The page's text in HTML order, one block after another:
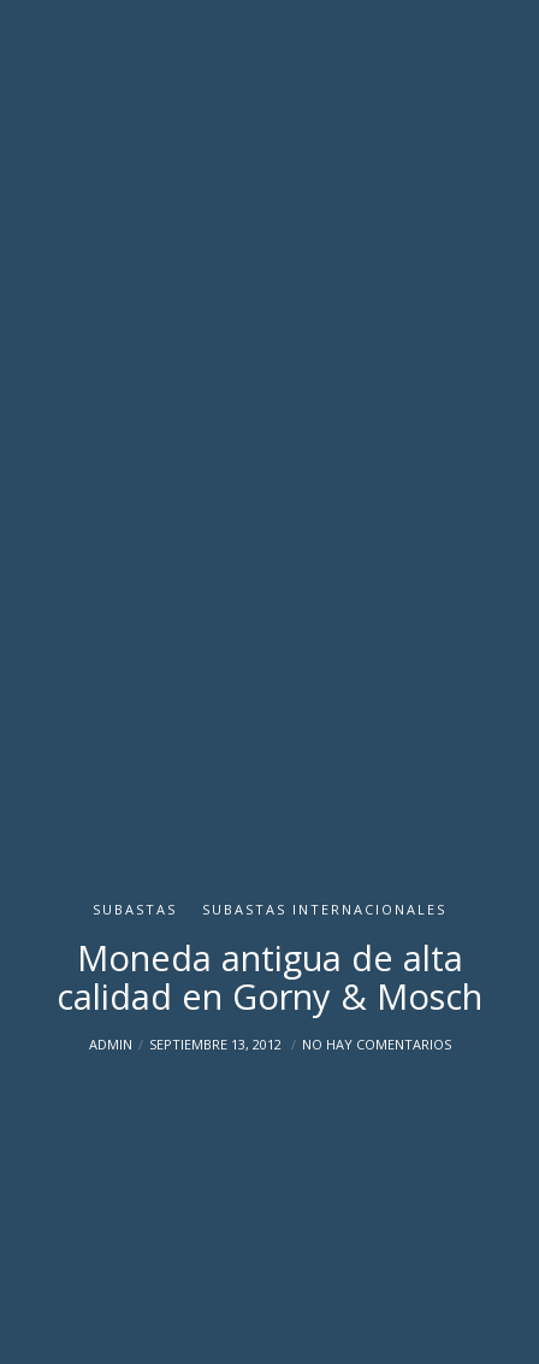
SUBASTAS SUBASTAS INTERNACIONALES
Moneda antigua de alta
calidad en Gorny & Mosch
ADMIN SEPTIEMBRE 13, 2012 NO HAY COMENTARIOS